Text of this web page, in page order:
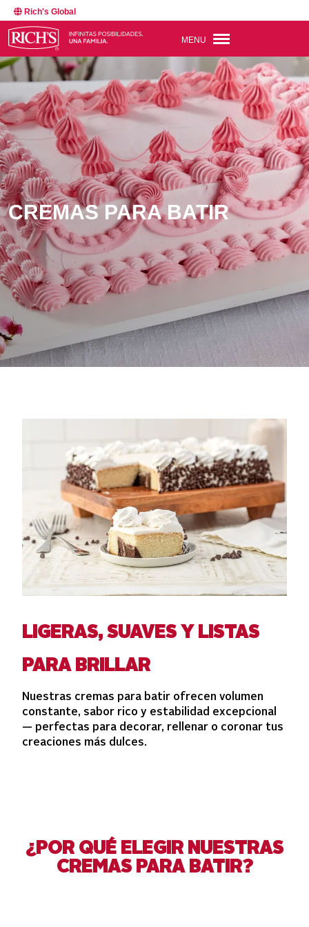
Rich's Global
MENU
CREMAS PARA BATIR
LIGERAS, SUAVES Y LISTAS
PARA BRILLAR
Nuestras cremas para batir ofrecen volumen
constante, sabor rico y estabilidad excepcional
— perfectas para decorar, rellenar o coronar tus
creaciones más dulces.
¿POR QUÉ ELEGIR NUESTRAS
CREMAS PARA BATIR?